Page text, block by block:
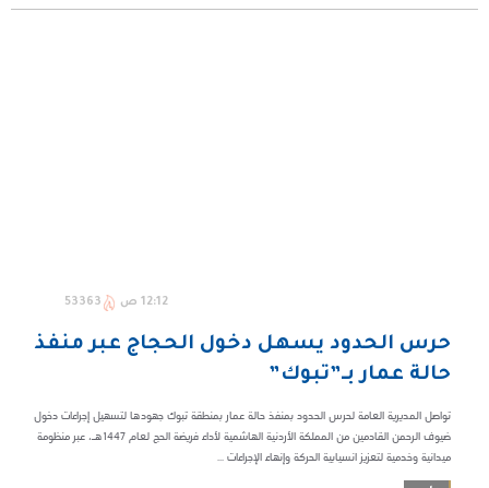
12:12 ص 53363
حرس الحدود يسهل دخول الحجاج عبر منفذ
حالة عمار بـ”تبوك”
تواصل المديرية العامة لحرس الحدود بمنفذ حالة عمار بمنطقة تبوك جهودها لتسهيل إجراءات دخول
ضيوف الرحمن القادمين من المملكة الأردنية الهاشمية لأداء فريضة الحج لعام 1447هـ، عبر منظومة
ميدانية وخدمية لتعزيز انسيابية الحركة وإنهاء الإجراءات ...